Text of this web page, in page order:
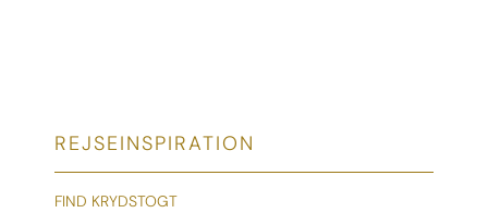
REJSEINSPIRATION
FIND KRYDSTOGT